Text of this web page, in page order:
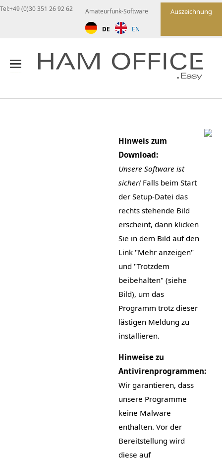
Auszeichnung
Amateurfunk-Software
DE EN
Tel:+49 (0)30 351 26 92 62
Hinweis zum
Download:
Unsere Software ist
sicher!Falls beim Start
der Setup-Datei das
rechts stehende Bild
erscheint, dann klicken
Sie in dem Bild auf den
Link "Mehr anzeigen"
und "Trotzdem
beibehalten" (siehe
Bild), um das
Programm trotz dieser
lästigen Meldung zu
installieren.
Hinweise zu
Antivirenprogrammen:
Wir garantieren, dass
unsere Programme
keine Malware
enthalten. Vor der
Bereitstellung wird
diese auf